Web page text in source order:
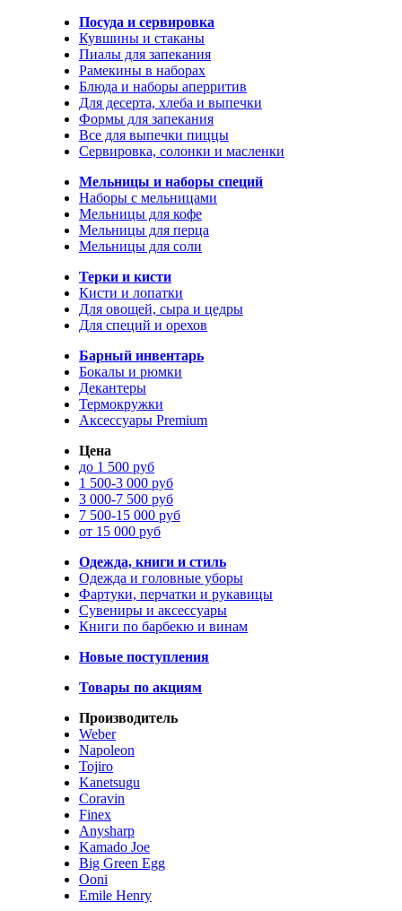
Посуда и сервировка
Кувшины и стаканы
Пиалы для запекания
Рамекины в наборах
Блюда и наборы аперритив
Для десерта, хлеба и выпечки
Формы для запекания
Все для выпечки пиццы
Сервировка, солонки и масленки
Мельницы и наборы специй
Наборы с мельницами
Мельницы для кофе
Мельницы для перца
Мельницы для соли
Терки и кисти
Кисти и лопатки
Для овощей, сыра и цедры
Для специй и орехов
Барный инвентарь
Бокалы и рюмки
Декантеры
Термокружки
Аксессуары Premium
Цена
до 1 500 руб
1 500-3 000 руб
3 000-7 500 руб
7 500-15 000 руб
от 15 000 руб
Одежда, книги и стиль
Одежда и головные уборы
Фартуки, перчатки и рукавицы
Сувениры и аксессуары
Книги по барбекю и винам
Новые поступления
Товары по акциям
Производитель
Weber
Napoleon
Tojiro
Kanetsugu
Coravin
Finex
Anysharp
Kamado Joe
Big Green Egg
Ooni
Emile Henry